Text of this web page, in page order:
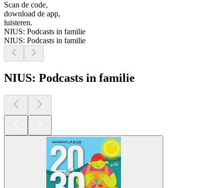
Scan de code,
download de app,
luisteren.
NIUS: Podcasts in familie
NIUS: Podcasts in familie
NIUS: Podcasts in familie